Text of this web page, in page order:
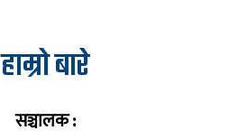
हाम्रो बारे
सञ्चालक :